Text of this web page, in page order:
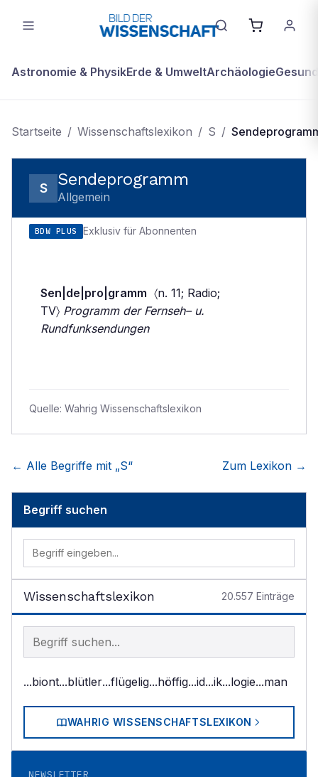
Astronomie & PhysikErde & UmweltArchäologie
Startseite / Wissenschaftslexikon / S /
S Sendeprogramm
Allgemein
BDW PLUS Exklusiv für Abonnenten
Sen|de|pro|gramm 〈n. 11; Radio;
TV〉 Programm der Fernseh– u.
Rundfunksendungen
Quelle: Wahrig Wissenschaftslexikon
← Alle Begriffe mit „S“ Zum Lexikon →
Begriff suchen
Wissenschaftslexikon 20.557 Einträge
Begriff im Lexikon suchen
...biont...blütler...flügelig...höffig...id...ik...logie...man
WAHRIG WISSENSCHAFTSLEXIKON
NEWSLETTER